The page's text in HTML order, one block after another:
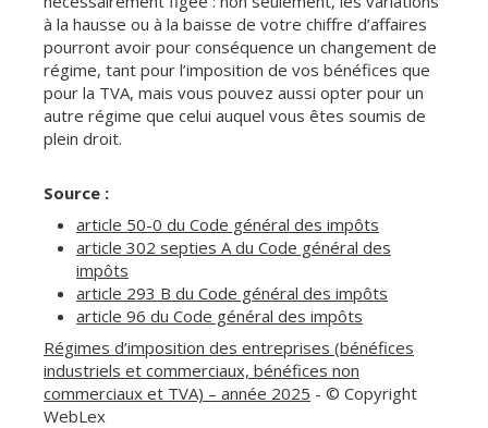
à la hausse ou à la baisse de votre chiffre d’affaires
pourront avoir pour conséquence un changement de
régime, tant pour l’imposition de vos bénéfices que
pour la TVA, mais vous pouvez aussi opter pour un
autre régime que celui auquel vous êtes soumis de
plein droit.
Source :
article 50-0 du Code général des impôts
article 302 septies A du Code général des
impôts
article 293 B du Code général des impôts
article 96 du Code général des impôts
Régimes d’imposition des entreprises (bénéfices
industriels et commerciaux, bénéfices non
commerciaux et TVA) – année 2025 - © Copyright
WebLex